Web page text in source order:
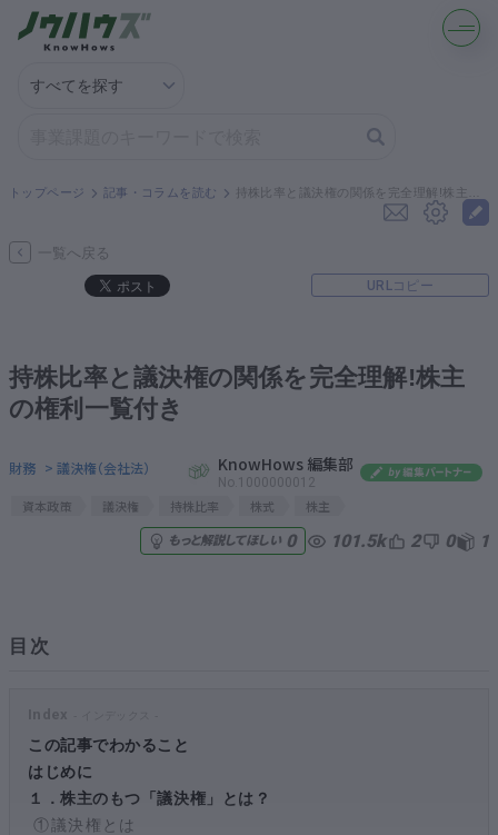
解決策を募集する
契約書ひな型を探す
専門家に電話する
無料で株価を算定
資本政策を無料でお試し
無料でアンケート
ログイン
トップページ 記事・コラムを読む
一覧へ戻る
URLコピー
持株比率と議決権の関係を完全理解!株主
の権利一覧付き
財務 > 議決権（会社法） KnowHows 編集部
No.1000000012
資本政策 議決権 持株比率 株式 株主
もっと解説してほしい 0 101.5k 2 0 1
目次
この記事でわかること
はじめに
１．株主のもつ「議決権」とは？
①議決権とは